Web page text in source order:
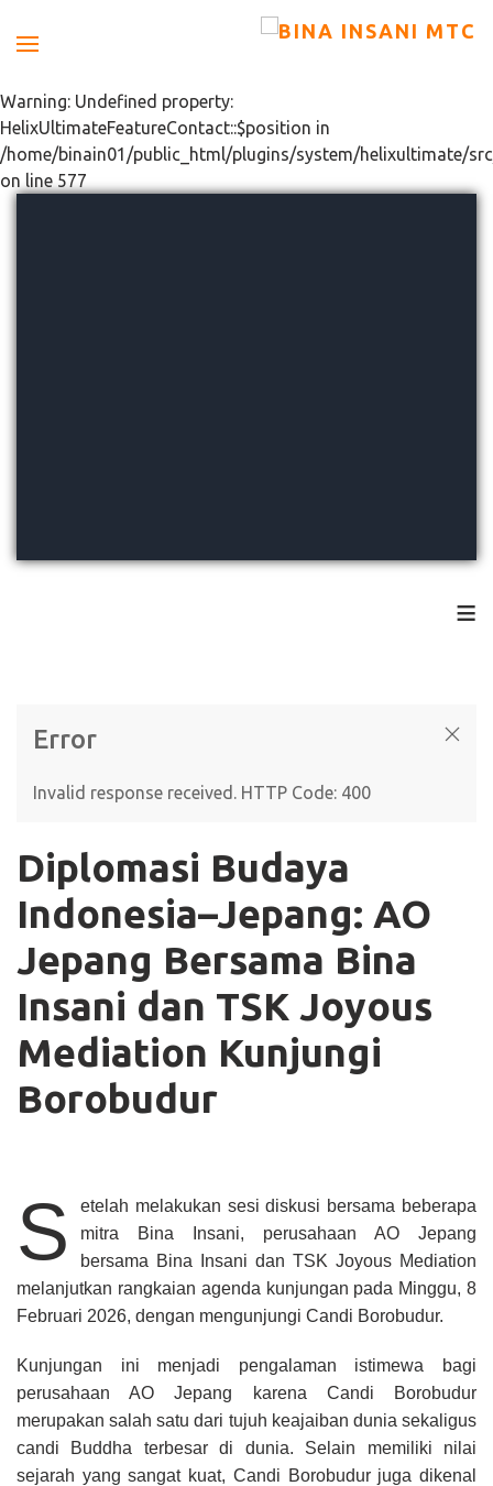
Warning: Undefined property:
HelixUltimateFeatureContact::$position in
/home/binain01/public_html/plugins/system/helixultimate/
on line 577
≡
Error
Invalid response received. HTTP Code: 400
Diplomasi Budaya
Indonesia–Jepang: AO
Jepang Bersama Bina
Insani dan TSK Joyous
Mediation Kunjungi
Borobudur
S
etelah melakukan sesi diskusi bersama beberapa
mitra Bina Insani, perusahaan AO Jepang
bersama Bina Insani dan TSK Joyous Mediation
melanjutkan rangkaian agenda kunjungan pada Minggu, 8
Februari 2026, dengan mengunjungi Candi Borobudur.
Kunjungan ini menjadi pengalaman istimewa bagi
perusahaan AO Jepang karena Candi Borobudur
merupakansalah satu dari tujuh keajaiban dunia sekaligus
candi Buddha terbesar di dunia. Selain memiliki nilai
sejarah yang sangat kuat, Candi Borobudur juga dikenal